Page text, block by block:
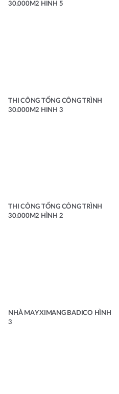
30.000M2 HINH 5
THI CÔNG TỔNG CÔNG TRÌNH
30.000M2 HINH 3
THI CÔNG TỔNG CÔNG TRÌNH
30.000M2 HÌNH 2
NHÀ MAY XIMANG BADICO HÌNH
3